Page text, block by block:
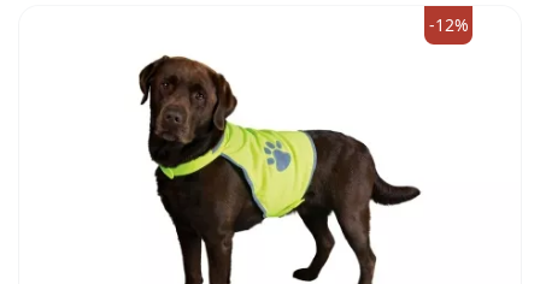
Bad Boy, 8cm-12%